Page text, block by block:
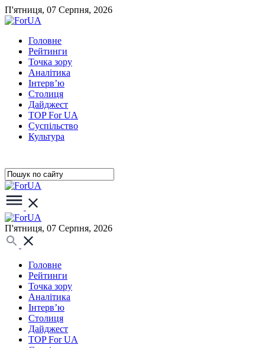
П'ятниця, 07 Серпня, 2026
Головне
Рейтинги
Точка зору
Аналітика
Інтерв’ю
Столиця
Дайджест
TOP For UA
Суспiльство
Культура
П'ятниця, 07 Серпня, 2026
Головне
Рейтинги
Точка зору
Аналітика
Інтерв’ю
Столиця
Дайджест
TOP For UA